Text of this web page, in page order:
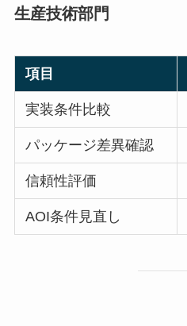
生産技術部門
項目
実装条件比較
パッケージ差異確認
信頼性評価
AOI条件見直し